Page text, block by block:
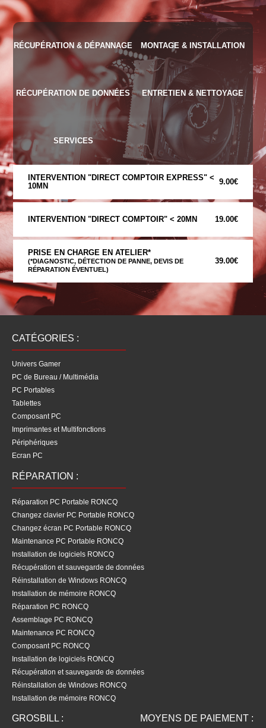
RÉCUPÉRATION & DÉPANNAGE MONTAGE & INSTALLATION
RÉCUPÉRATION DE DONNÉES ENTRETIEN & NETTOYAGE
SERVICES
INTERVENTION "DIRECT COMPTOIR EXPRESS" <
10MN
9.00€
INTERVENTION "DIRECT COMPTOIR" < 20MN 19.00€
PRISE EN CHARGE EN ATELIER*
(*DIAGNOSTIC, DÉTECTION DE PANNE, DEVIS DE
RÉPARATION ÉVENTUEL)
39.00€
CATÉGORIES :
Univers Gamer
PC de Bureau / Multimédia
PC Portables
Tablettes
Composant PC
Imprimantes et Multifonctions
Périphériques
Ecran PC
RÉPARATION :
Réparation PC Portable RONCQ
Changez clavier PC Portable RONCQ
Changez écran PC Portable RONCQ
Maintenance PC Portable RONCQ
Installation de logiciels RONCQ
Récupération et sauvegarde de données
Réinstallation de Windows RONCQ
Installation de mémoire RONCQ
Réparation PC RONCQ
Assemblage PC RONCQ
Maintenance PC RONCQ
Composant PC RONCQ
Installation de logiciels RONCQ
Récupération et sauvegarde de données
Réinstallation de Windows RONCQ
Installation de mémoire RONCQ
GROSBILL : MOYENS DE PAIEMENT :